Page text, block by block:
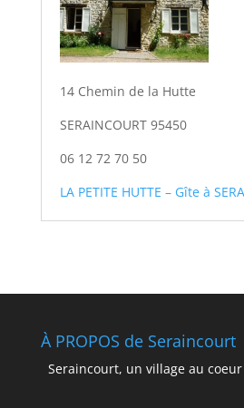
14 Chemin de la Hutte
SERAINCOURT 95450
06 12 72 70 50
LA PETITE HUTTE – Gîte à
À PROPOS de Seraincourt
Seraincourt, un village au